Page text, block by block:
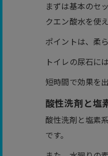
まずは基本のセ
クエン酸水を使
ポイントは、柔
トイレの尿石に
短時間で効果を
酸性洗剤と塩
酸性洗剤と塩素
です。